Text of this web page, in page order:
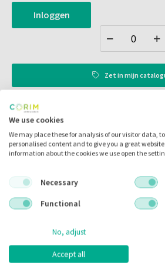
Inloggen
Zet inmijn
Artikelnr.:
308015
Merk:
G&H
Code fabrikant:
37-L5-2RK-V
Inhoud:
5.00 stuks
We use cookies
We may place these for analysis of our visitor data,
personalised content and to give you a great
information about the cookies we use open the
Necessary
Functional
No, adjust
Accept all